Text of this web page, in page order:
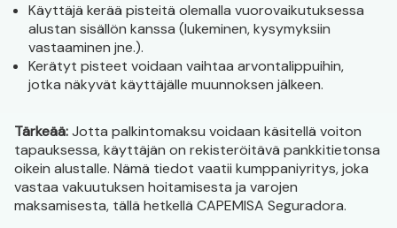
Käyttäjä kerää pisteitä olemalla vuorovaikutuksessa
alustan sisällön kanssa (lukeminen, kysymyksiin
vastaaminen jne.).
Kerätyt pisteet voidaan vaihtaa arvontalippuihin,
jotka näkyvät käyttäjälle muunnoksen jälkeen.
Tärkeää:Jotta palkintomaksu voidaan käsitellä voiton
tapauksessa, käyttäjän on rekisteröitävä pankkitietonsa
oikein alustalle. Nämä tiedot vaatii kumppaniyritys, joka
vastaa vakuutuksen hoitamisesta ja varojen
maksamisesta, tällä hetkellä CAPEMISA Seguradora.